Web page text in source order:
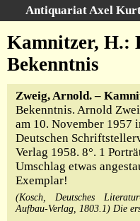
Antiquariat Axel
Startseite
Sachgebiete
Schlagwörter
Kataloge
Ankauf
Warenkorb
Anfahrt/Kontakt
Kamnitzer, H.:
Bekenntnis
Zweig, Arnold. –
Bekenntnis. Arnold
am 10. November 1957
Deutschen
Verlag 1958. 8°. 1
Umschlag etwas
Exemplar!
(Kosch, Deutsches
Aufbau-Verlag, 1803.1) Die